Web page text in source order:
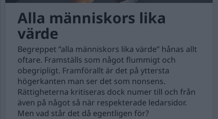
Alla människors lika
värde
Begreppet ”alla människors lika värde” hånas allt
oftare. Framställs som något flummigt och
obegripligt. Framförallt är det på yttersta
högerkanten man ser det som nonsens.
Rättigheterna kritiseras dock numer till och från
även på något så när respekterade ledarsidor.
Men vad står det då egentligen för?